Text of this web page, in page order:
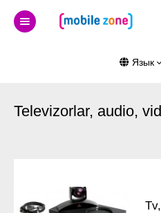
Язык
Televizorlar, audio,